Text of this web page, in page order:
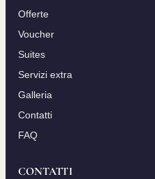
Offerte
Voucher
Suites
Servizi extra
Galleria
Contatti
FAQ
CONTATTI